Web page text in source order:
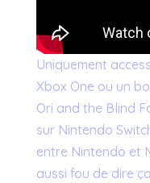
Uniquement
Xbox One ou un
Ori and the Blind
sur Nintendo
entre Nintendo et
aussi fou de dire